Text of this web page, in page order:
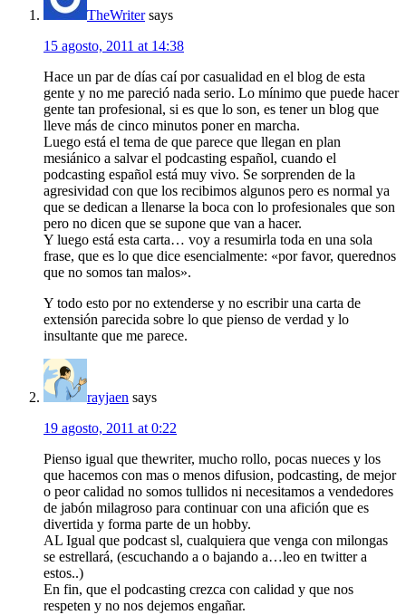
TheWriter says
15 agosto, 2011 at 14:38
Hace un par de días caí por casualidad en el blog de esta
gente y no me pareció nada serio. Lo mínimo que puede hacer
gente tan profesional, si es que lo son, es tener un blog que
lleve más de cinco minutos poner en marcha.
Luego está el tema de que parece que llegan en plan
mesiánico a salvar el podcasting español, cuando el
podcasting español está muy vivo. Se sorprenden de la
agresividad con que los recibimos algunos pero es normal ya
que se dedican a llenarse la boca con lo profesionales que son
pero no dicen que se supone que van a hacer.
Y luego está esta carta… voy a resumirla toda en una sola
frase, que es lo que dice esencialmente: «por favor, querednos
que no somos tan malos».
Y todo esto por no extenderse y no escribir una carta de
extensión parecida sobre lo que pienso de verdad y lo
insultante que me parece.
rayjaen says
19 agosto, 2011 at 0:22
Pienso igual que thewriter, mucho rollo, pocas nueces y los
que hacemos con mas o menos difusion, podcasting, de mejor
o peor calidad no somos tullidos ni necesitamos a vendedores
de jabón milagroso para continuar con una afición que es
divertida y forma parte de un hobby.
AL Igual que podcast sl, cualquiera que venga con milongas
se estrellará, (escuchando a o bajando a…leo en twitter a
estos..)
En fin, que el podcasting crezca con calidad y que nos
respeten y no nos dejemos engañar.